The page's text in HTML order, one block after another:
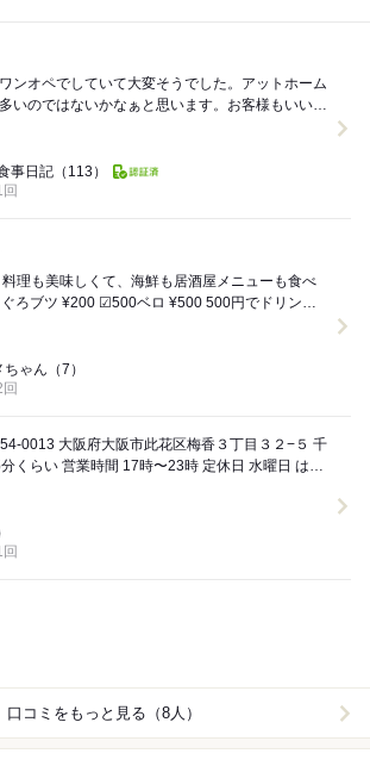
ンオペでしていて大変そうでした。アットホーム
いのではないかなぁと思います。お客様もいい人
事日記 （113）
回
ちゃん （7）
回
定休日 水曜日 はじ
回
口コミをもっと見る（8人）